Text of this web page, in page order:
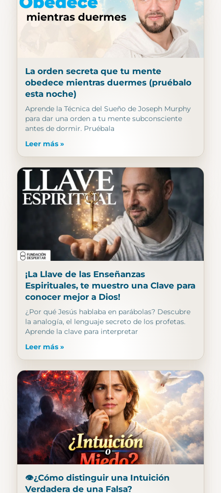
La orden secreta que tu mente
obedece mientras duermes (pruébalo
esta noche)
Aprende la Técnica del Sueño de Joseph Murphy
para dar una orden a tu mente subconsciente
antes de dormir. Pruébala
Leer más »
¡La Llave de las Enseñanzas
Espirituales, te muestro una Clave para
conocer mejor a Dios!
¿Por qué Jesús hablaba en parábolas? Descubre
la analogía, el lenguaje secreto de los profetas.
Aprende la clave para interpretar
Leer más »
👁️¿Cómo distinguir una Intuición
Verdadera de una Falsa?